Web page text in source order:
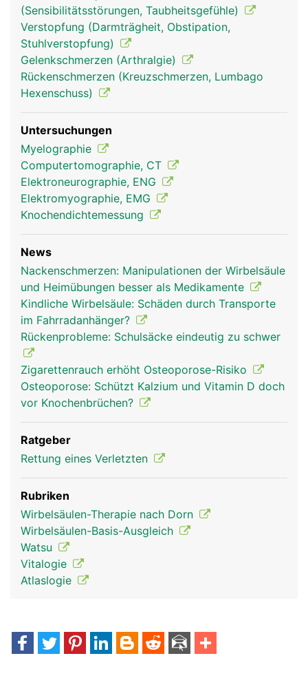
(Sensibilitätsstörungen, Taubheitsgefühle)
Verstopfung (Darmträgheit, Obstipation,
Stuhlverstopfung)
Gelenkschmerzen (Arthralgie)
Rückenschmerzen (Kreuzschmerzen, Lumbago
Hexenschuss)
Untersuchungen
Myelographie
Computertomographie, CT
Elektroneurographie, ENG
Elektromyographie, EMG
Knochendichtemessung
News
Nackenschmerzen: Manipulationen der Wirbelsäule
und Heimübungen besser als Medikamente
Kindliche Wirbelsäule: Schäden durch Transporte
im Fahrradanhänger?
Rückenprobleme: Schulsäcke eindeutig zu schwer
Zigarettenrauch erhöht Osteoporose-Risiko
Osteoporose: Schützt Kalzium und Vitamin D doch
vor Knochenbrüchen?
Ratgeber
Rettung eines Verletzten
Rubriken
Wirbelsäulen-Therapie nach Dorn
Wirbelsäulen-Basis-Ausgleich
Watsu
Vitalogie
Atlaslogie